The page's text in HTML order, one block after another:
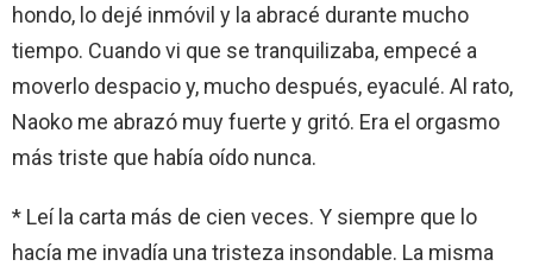
hondo, lo dejé inmóvil y la abracé durante mucho
tiempo. Cuando vi que se tranquilizaba, empecé a
moverlo despacio y, mucho después, eyaculé. Al rato,
Naoko me abrazó muy fuerte y gritó. Era el orgasmo
más triste que había oído nunca.
* Leí la carta más de cien veces. Y siempre que lo
hacía me invadía una tristeza insondable. La misma